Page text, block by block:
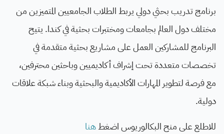
برنامج تدريب بحثي دولي يربط الطلاب الجامعيين المتميزين من
مختلف دول العالم بجامعات ومختبرات بحثية في كندا. يتيح
البرنامج للمشاركين العمل على مشاريع بحثية متقدمة في
تخصصات متعددة تحت إشراف أكاديميين وباحثين محترفين،
مع فرصة لتطوير المهارات الأكاديمية والبحثية وبناء شبكة علاقات
دولية.
للاطلع على منح البكالوريوس اضغطهنا